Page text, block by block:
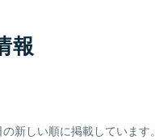
報
新しい順に掲載しています。